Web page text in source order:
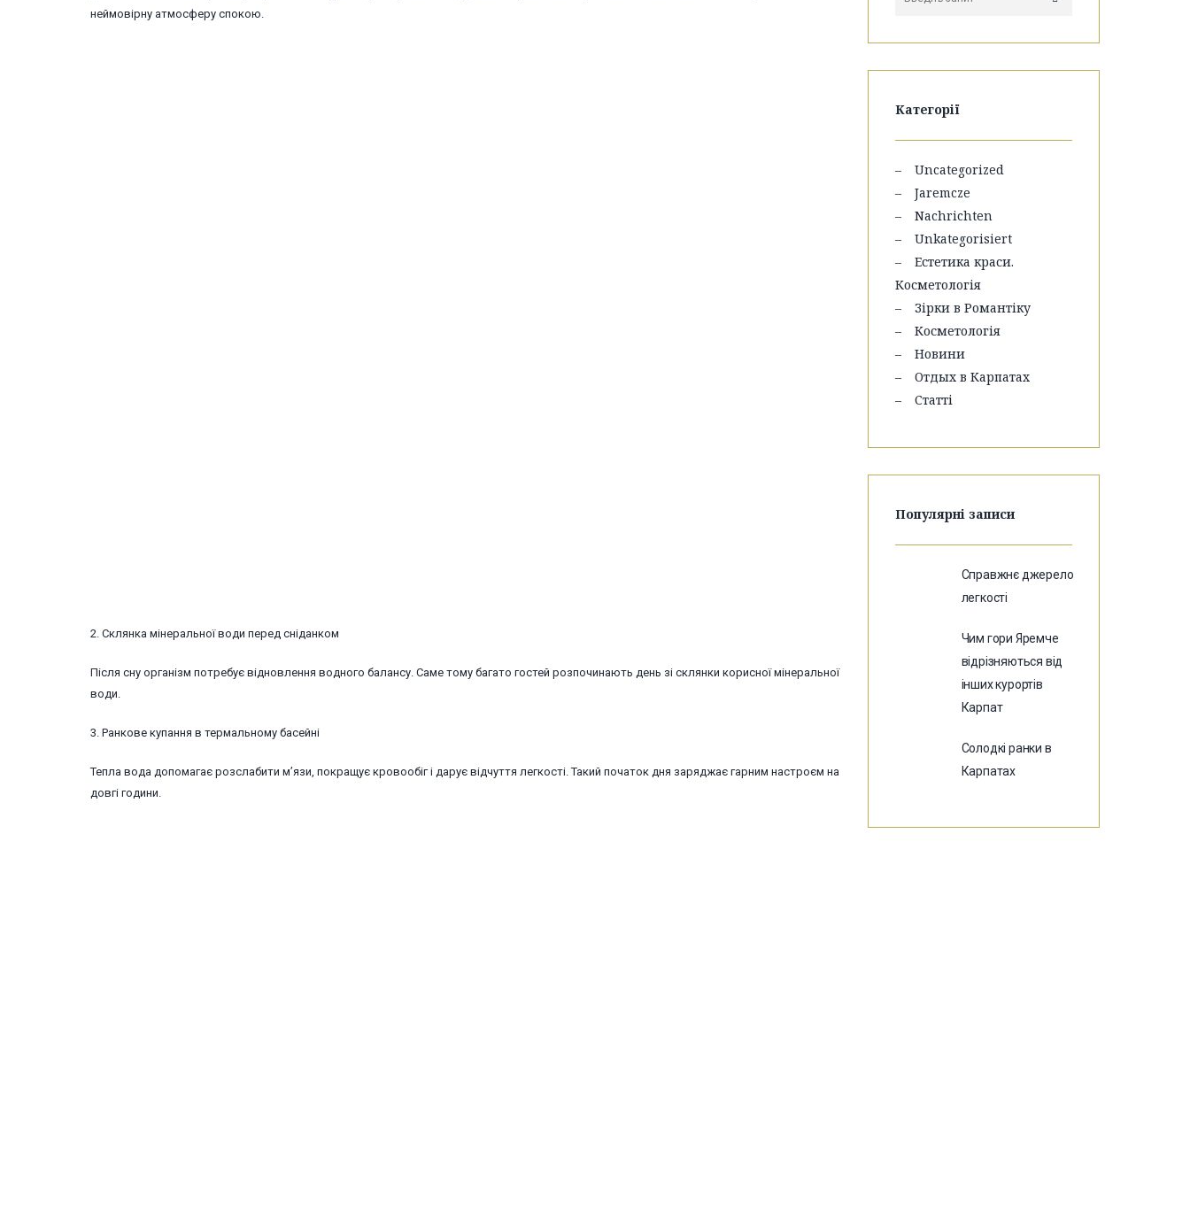
неймовірну атмосферу спокою.
2. Склянка мінеральної води перед сніданком
Після сну організм потребує відновлення водного балансу. Саме тому багато гостей розпочинають день зі склянки корисної мінеральної
води.
3. Ранкове купання в термальному басейні
Тепла вода допомагає розслабити м’язи, покращує кровообіг і дарує відчуття легкості. Такий початок дня заряджає гарним настроєм на
довгі години.
Категорії
Uncategorized
Jaremcze
Nachrichten
Unkategorisiert
Естетика краси.
Косметологія
Зірки в Романтіку
Косметологія
Новини
Отдых в Карпатах
Статті
Популярні записи
Справжнє джерело
легкості
Чим гори Яремче
відрізняються від
інших курортів
Карпат
Солодкі ранки в
Карпатах